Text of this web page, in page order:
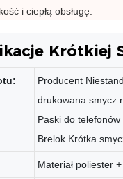
i ciepłą obsługę.
Krótkiej
Producent
drukowana smycz
Paski do
Brelok Krótka
Materiał poliester +